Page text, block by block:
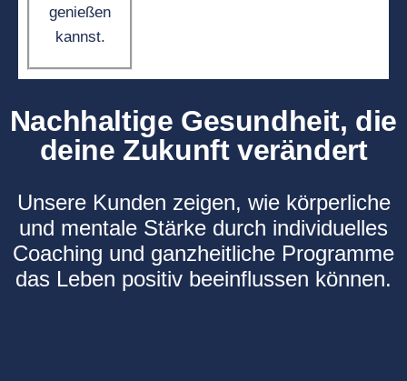
genießen
kannst.
Nachhaltige Gesundheit, die
deine Zukunft verändert
Unsere Kunden zeigen, wie körperliche
und mentale Stärke durch individuelles
Coaching und ganzheitliche Programme
das Leben positiv beeinflussen können.